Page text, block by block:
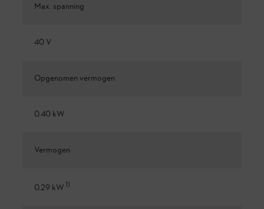
Max. spanning
40 V
Opgenomen vermogen
0.40 kW
Vermogen
0.29 kW1)